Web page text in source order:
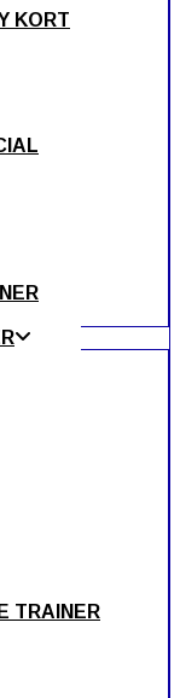
KORT
TRAINER